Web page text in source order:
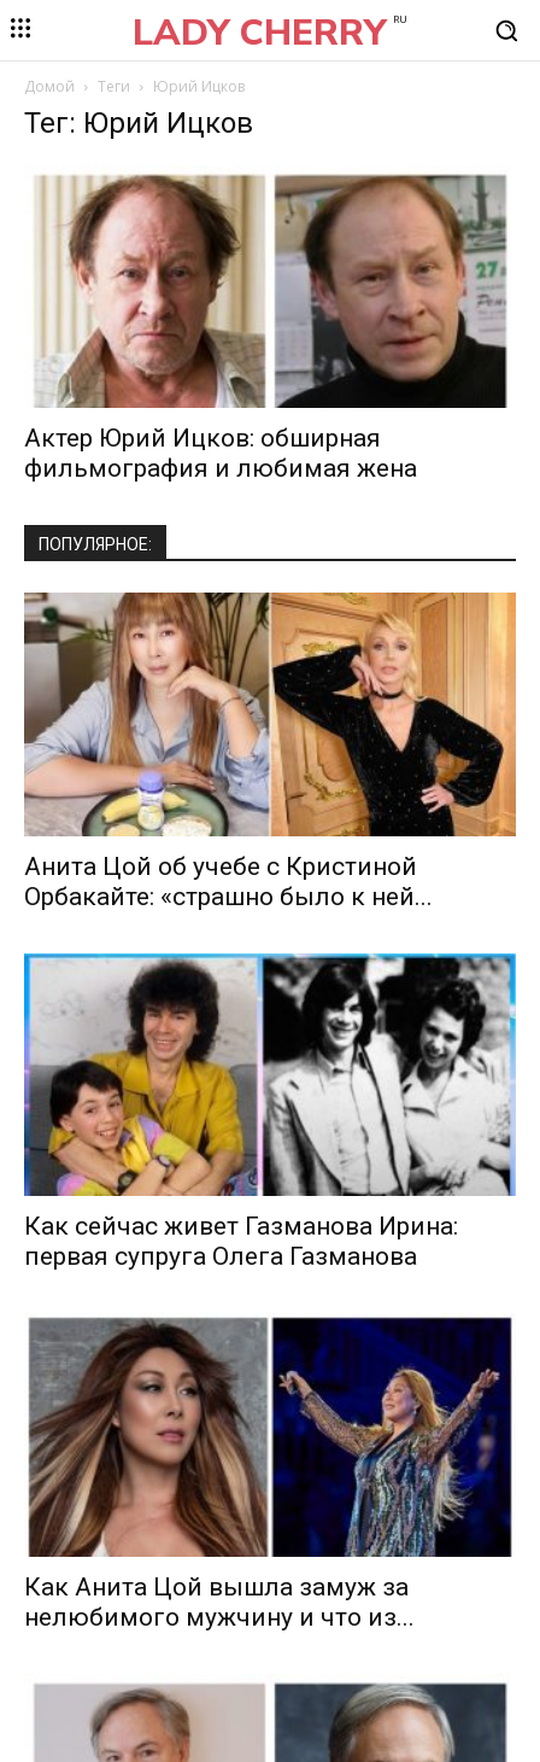
LADY CHERRY RU
Домой Теги Юрий Ицков
Тег: Юрий Ицков
Актер Юрий Ицков: обширная
фильмография и любимая жена
ПОПУЛЯРНОЕ:
Анита Цой об учебе с Кристиной
Орбакайте: «страшно было к ней...
Как сейчас живет Газманова Ирина:
первая супруга Олега Газманова
Как Анита Цой вышла замуж за
нелюбимого мужчину и что из...